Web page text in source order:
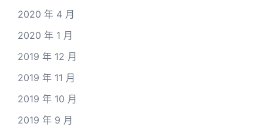
2020 年 4 月
2020 年 1 月
2019 年 12 月
2019 年 11 月
2019 年 10 月
2019 年 9 月